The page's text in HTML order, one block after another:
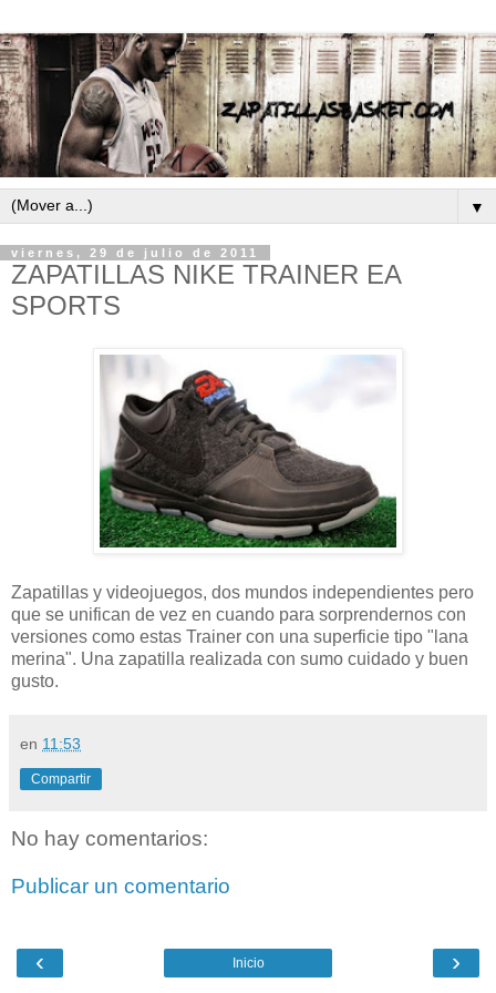
▼
viernes, 29 de julio de 2011
ZAPATILLAS NIKE TRAINER EA
SPORTS
Zapatillas y videojuegos, dos mundos independientes pero
que se unifican de vez en cuando para sorprendernos con
versiones como estas Trainer con una superficie tipo "lana
merina". Una zapatilla realizada con sumo cuidado y buen
gusto.
en 11:53
Compartir
No hay comentarios:
Publicar un comentario
‹ ›
Inicio